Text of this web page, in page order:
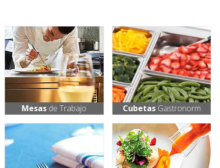
Mesas de Trabajo CubetasGastronorm